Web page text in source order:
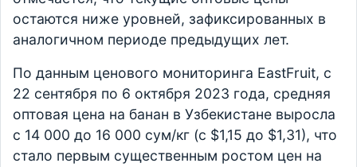
остаются ниже уровней, зафиксированных в
аналогичном периоде предыдущих лет.
По данным ценового мониторинга EastFruit, с
22 сентября по 6 октября 2023 года, средняя
оптовая цена на банан в Узбекистане выросла
с 14 000 до 16 000 сум/кг (с $1,15 до $1,31), что
стало первым существенным ростом цен на